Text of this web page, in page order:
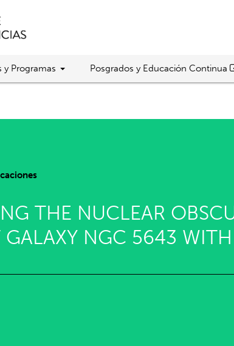
y Programas Posgrados y Educación Continua
THE NUCLEAR
GALAXY NGC 5643